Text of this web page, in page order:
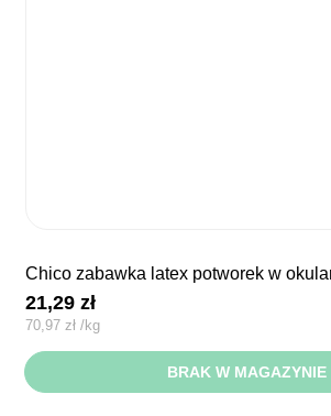
chico zabawka latex potworek w
21,29zł
70,97 zł /kg
BRAK W MAGAZYNIE